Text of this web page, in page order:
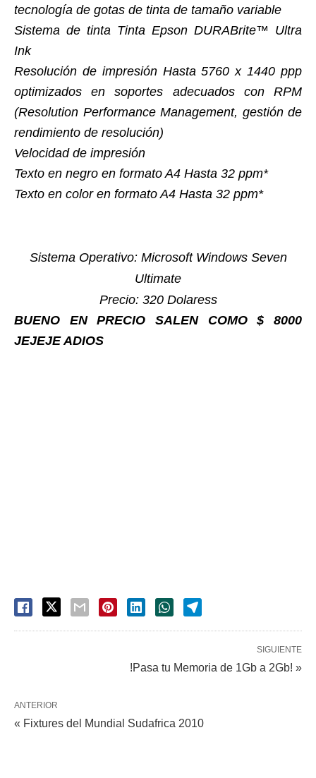
tecnología de gotas de tinta de tamaño variable
Sistema de tinta Tinta Epson DURABrite™ Ultra
Ink
Resolución de impresión Hasta 5760 x 1440 ppp
optimizados en soportes adecuados con RPM
(Resolution Performance Management, gestión de
rendimiento de resolución)
Velocidad de impresión
Texto en negro en formato A4 Hasta 32 ppm*
Texto en color en formato A4 Hasta 32 ppm*
Sistema Operativo: Microsoft Windows Seven
Ultimate
Precio: 320 Dolaress
BUENO EN PRECIO SALEN COMO $ 8000
JEJEJE ADIOS
SIGUIENTE
!Pasa tu Memoria de 1Gb a 2Gb! »
ANTERIOR
« Fixtures del Mundial Sudafrica 2010